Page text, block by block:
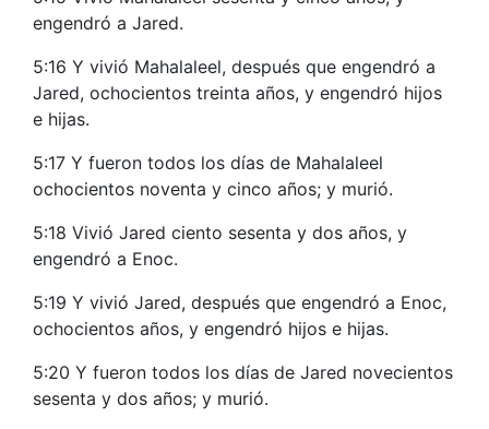
engendró a Jared.
5:16 Y vivió Mahalaleel, después que engendró a
Jared, ochocientos treinta años, y engendró hijos
e hijas.
5:17 Y fueron todos los días de Mahalaleel
ochocientos noventa y cinco años; y murió.
5:18 Vivió Jared ciento sesenta y dos años, y
engendró a Enoc.
5:19 Y vivió Jared, después que engendró a Enoc,
ochocientos años, y engendró hijos e hijas.
5:20 Y fueron todos los días de Jared novecientos
sesenta y dos años; y murió.